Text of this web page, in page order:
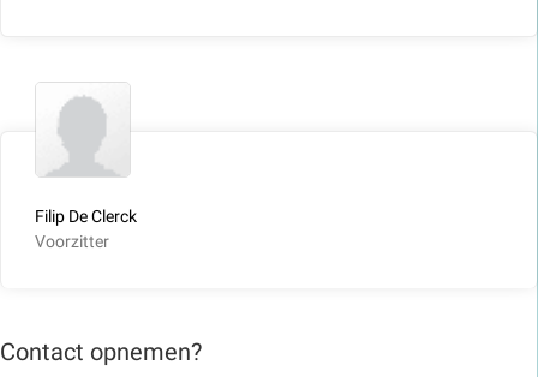
Filip De Clerck
Voorzitter
Contact opnemen?